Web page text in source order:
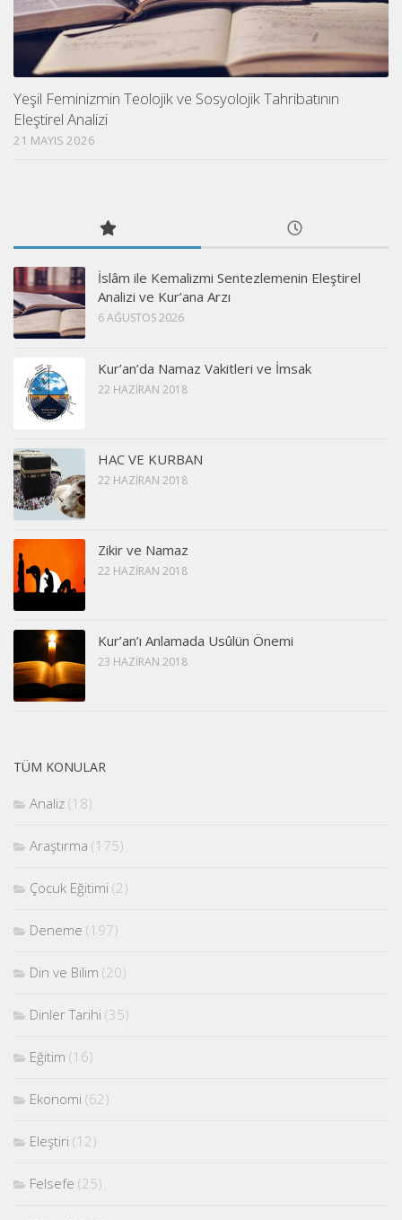
Yeşil Feminizmin Teolojik ve Sosyolojik Tahribatının
Eleştirel Analizi
21 MAYIS 2026
İslâm ile Kemalizmi Sentezlemenin Eleştirel
Analizi ve Kur’ana Arzı
6 AĞUSTOS 2026
Kur’an’da Namaz Vakitleri ve İmsak
22 HAZIRAN 2018
HAC VE KURBAN
22 HAZIRAN 2018
Zikir ve Namaz
22 HAZIRAN 2018
Kur’an’ı Anlamada Usûlün Önemi
23 HAZIRAN 2018
TÜM KONULAR
Analiz (18)
Araştırma (175)
Çocuk Eğitimi (2)
Deneme (197)
Din ve Bilim (20)
Dinler Tarihi (35)
Eğitim (16)
Ekonomi (62)
Eleştiri (12)
Felsefe (25)